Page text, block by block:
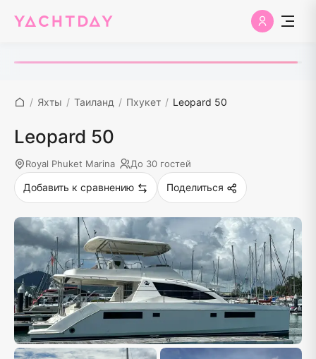
/ Яхты / Таиланд / Пхукет / Leopard 50
Leopard 50
Royal Phuket Marina До 30 гостей
Добавить к сравнению Поделиться